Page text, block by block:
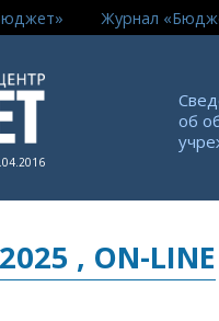
Журнал
об
, ON-LINE